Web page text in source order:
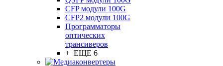
CFP модули 100G
CFP2 модули 100G
Программаторы
оптических
трансиверов
+ ЕЩЕ 6